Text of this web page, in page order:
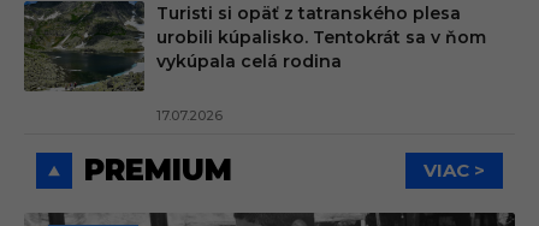
Turisti si opäť z tatranského plesa
urobili kúpalisko. Tentokrát sa v ňom
vykúpala celá rodina
17.07.2026
PREMIUM VIAC >